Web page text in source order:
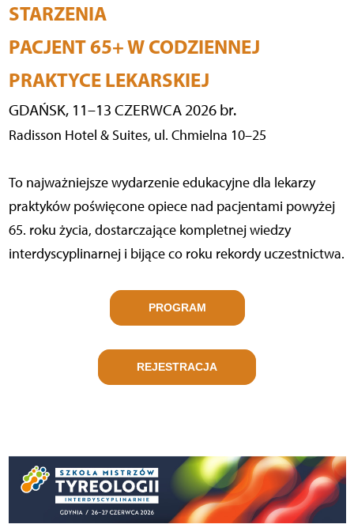
STARZENIA
PACJENT 65+ W CODZIENNEJ
PRAKTYCE LEKARSKIEJ
GDAŃSK, 11–13 CZERWCA 2026 br.
Radisson Hotel & Suites, ul. Chmielna 10–25
To najważniejsze wydarzenie edukacyjne dla lekarzy
praktyków poświęcone opiece nad pacjentami powyżej
65. roku życia, dostarczające kompletnej wiedzy
interdyscyplinarnej i bijące co roku rekordy uczestnictwa.
PROGRAM
REJESTRACJA